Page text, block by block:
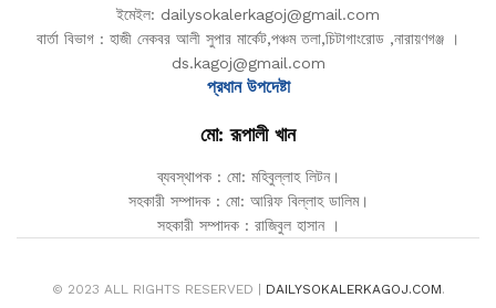
ইমেইল: dailysokalerkagoj@gmail.com
বার্তা বিভাগ : হাজী নেকবর আলী সুপার মার্কেট,পঞ্চম তলা,চিটাগাংরোড ,নারায়ণগঞ্জ ।
ds.kagoj@gmail.com
প্রধান উপদেষ্টা
মো: রূপালী খান
ব্যবস্থাপক : মো: মহিবুল্লাহ লিটন।
সহকারী সম্পাদক : মো: আরিফ বিল্লাহ ডালিম।
সহকারী সম্পাদক : রাজিবুল হাসান ।
© 2023 ALL RIGHTS RESERVED | DAILYSOKALERKAGOJ.COM.